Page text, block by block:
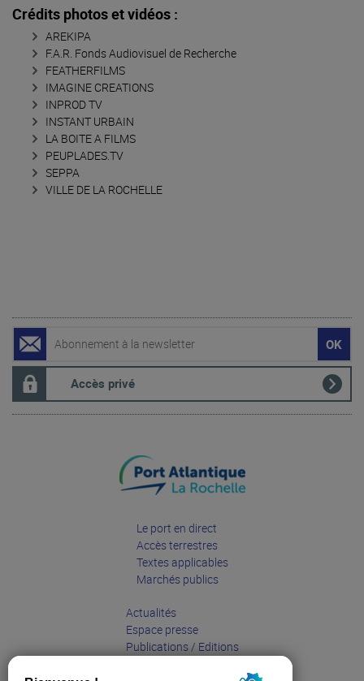
Crédits photos et vidéos :
AREKIPA
F.A.R. Fonds Audiovisuel de Recherche
FEATHERFILMS
IMAGINE CREATIONS
INPROD TV
INSTANT URBAIN
LA BOITE A FILMS
PEUPLADES.TV
SEPPA
VILLE DE LA ROCHELLE
Accès privé
Le port en direct
Accès terrestres
Textes applicables
Marchés publics
Actualités
Espace presse
Publications / Editions